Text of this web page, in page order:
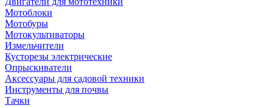
Мотоблоки
Мотобуры
Мотокультиваторы
Измельчители
Кусторезы электрические
Опрыскиватели
Аксессуары для садовой техники
Инструменты для почвы
Тачки